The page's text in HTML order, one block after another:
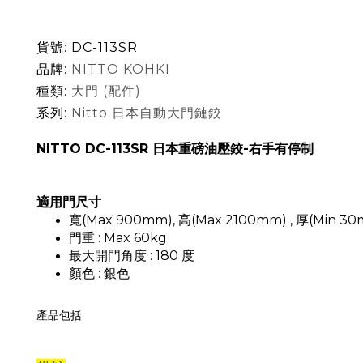
貨號: DC-113SR
品牌: NITTO KOHKI
種類: 大門 (配件)
系列: Nitto 日本自動大門鏈鉸
NITTO DC-113SR 日本重磅油壓鉸-右手有停制
適用門尺寸
寬(Max 900mm), 高(Max 2100mm) , 厚(Min
門重 : Max 60kg
最大開門角度 : 180 度
顏色 : 銀色
產品包括